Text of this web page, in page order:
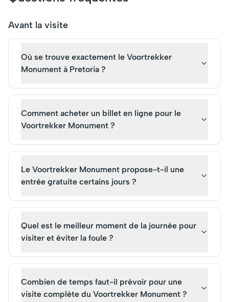
Avant la visite
Où se trouve exactement le Voortrekker
Monument à Pretoria ?
Comment acheter un billet en ligne pour le
Voortrekker Monument ?
Le Voortrekker Monument propose-t-il une
entrée gratuite certains jours ?
Quel est le meilleur moment de la journée pour
visiter et éviter la foule ?
Combien de temps faut-il prévoir pour une
visite complète du Voortrekker Monument ?